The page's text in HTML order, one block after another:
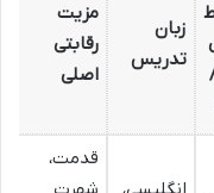
زبان
تدریس
مزیت
رقابتی
اصلی
قدمت،